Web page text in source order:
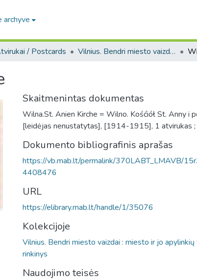
archyve
/ Postcards Vilnius. Bendri miesto vaizdai : miesto ir jo apylinkių fotografinių atvirukų rinkinys
Skaitmenintas dokumentas
Wilna.St. Anien Kirche = Wilno. Kośćiół St. Anny i
[leidėjas nenustatytas], [1914-1915], 1 atvirukas ;
Dokumento bibliografinis aprašas
https://vb.mab.lt/permalink/370LABT_LMAVB/
4408476
URL
https://elibrary.mab.lt/handle/1/35076
Kolekcijoje
Vilnius. Bendri miesto vaizdai : miesto ir jo
rinkinys
Naudojimo teisės